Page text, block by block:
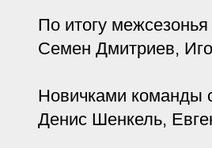
По итогу
Семен Дмитриев,
Новичками команды
Денис Шенкель,